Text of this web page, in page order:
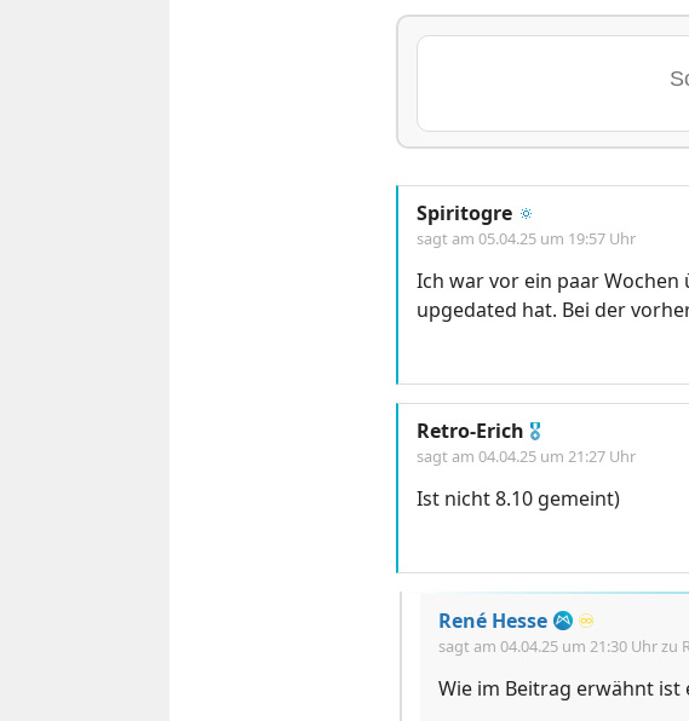
Spiritogre 🔅
sagt am 05.04.25 um 19:57 Uhr
Ich war vor ein paar Wochen
upgedated hat. Bei der
Retro-Erich 🎖
sagt am 04.04.25 um 21:27 Uhr
Ist nicht 8.10 gemeint)
René Hesse ♾️
sagt am 04.04.25 um 21:30 Uhrzu
Wie im Beitrag erwähnt ist